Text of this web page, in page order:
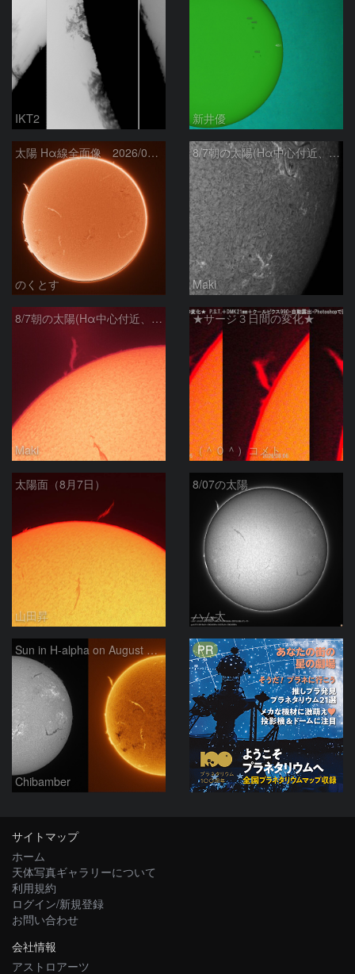
IKT2 新井優
太陽 Hα線全面像 2026/08/07
のくとす
8/7朝の太陽(Hα中心付近、4498、4502付近)
Maki
8/7朝の太陽(Hα中心付近、プロミネンス)
Maki
★サージ３日間の変化★
（＾０＾）コメト
太陽面（8月7日）
山田昇
8/07の太陽
ハム太
Sun in H-alpha on August 7, 2026
Chibamber
PR
サイトマップ
ホーム
天体写真ギャラリーについて
利用規約
ログイン/新規登録
お問い合わせ
会社情報
アストロアーツ